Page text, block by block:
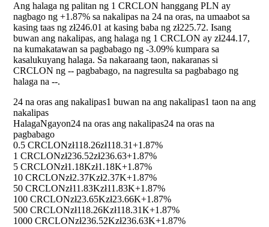
Ang halaga ng palitan ng 1 CRCLON hanggang PLN ay
nagbago ng +1.87% sa nakalipas na 24 na oras, na umaabot sa
kasing taas ng zł246.01 at kasing baba ng zł225.72. Isang
buwan ang nakalipas, ang halaga ng 1 CRCLON ay zł244.17,
na kumakatawan sa pagbabago ng -3.09% kumpara sa
kasalukuyang halaga. Sa nakaraang taon, nakaranas si
CRCLON ng -- pagbabago, na nagresulta sa pagbabago ng
halaga na --.
24 na oras ang nakalipas1 buwan na ang nakalipas1 taon na ang
nakalipas
HalagaNgayon24 na oras ang nakalipas24 na oras na
pagbabago
0.5 CRCLONzł118.26zł118.31+1.87%
1 CRCLONzł236.52zł236.63+1.87%
5 CRCLONzł1.18Kzł1.18K+1.87%
10 CRCLONzł2.37Kzł2.37K+1.87%
50 CRCLONzł11.83Kzł11.83K+1.87%
100 CRCLONzł23.65Kzł23.66K+1.87%
500 CRCLONzł118.26Kzł118.31K+1.87%
1000 CRCLONzł236.52Kzł236.63K+1.87%